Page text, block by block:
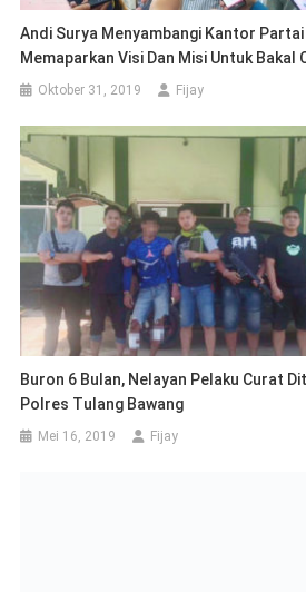
Andi Surya Menyambangi Kantor
Memaparkan Visi Dan Misi Untuk Bakal
Oktober 31, 2019 Fijay
Buron 6 Bulan, Nelayan Pelaku Curat
Polres Tulang Bawang
Mei 16, 2019 Fijay